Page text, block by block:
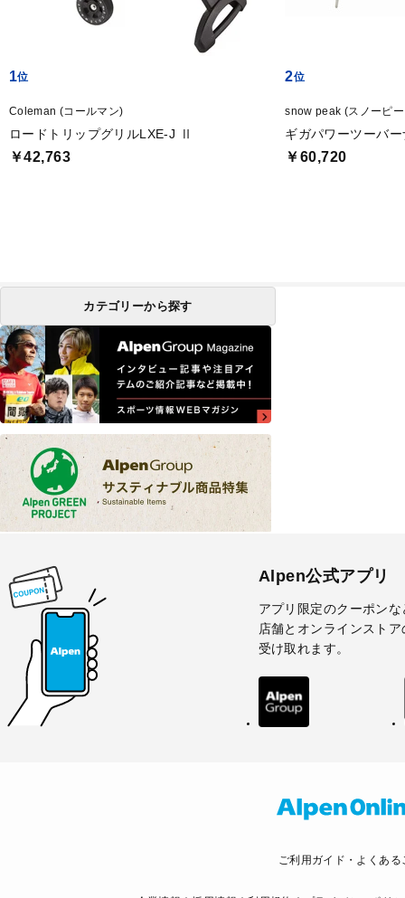
1
Coleman (コールマン)
ロードトリップグリルLXE-J Ⅱ
￥42,763
2
snow peak (スノーピ
ギガパワーツーバ
￥60,720
カテゴリーから探す
Alpen公式アプリ
アプリ限定のクーポンな
店舗とオンラインスト
受け取れます。
ご利用ガイド・よくある